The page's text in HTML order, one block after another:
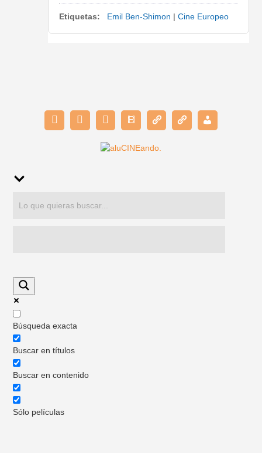
Etiquetas: Emil Ben-Shimon |Cine Europeo
Búsqueda exacta
Buscar en títulos
Buscar en contenido
Sólo películas